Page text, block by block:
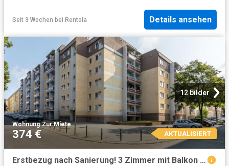
Seit 3 Wochen bei Rentola Details ansehen
12 bilder
Wohnung·Zur Miete
374 € AKTUALISIERT
Erstbezug nach Sanierung! 3 Zimmer mit Balkon und Bad mit Dusche und Wanne